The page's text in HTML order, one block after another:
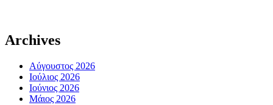
Archives
Αύγουστος 2026
Ιούλιος 2026
Ιούνιος 2026
Μάιος 2026